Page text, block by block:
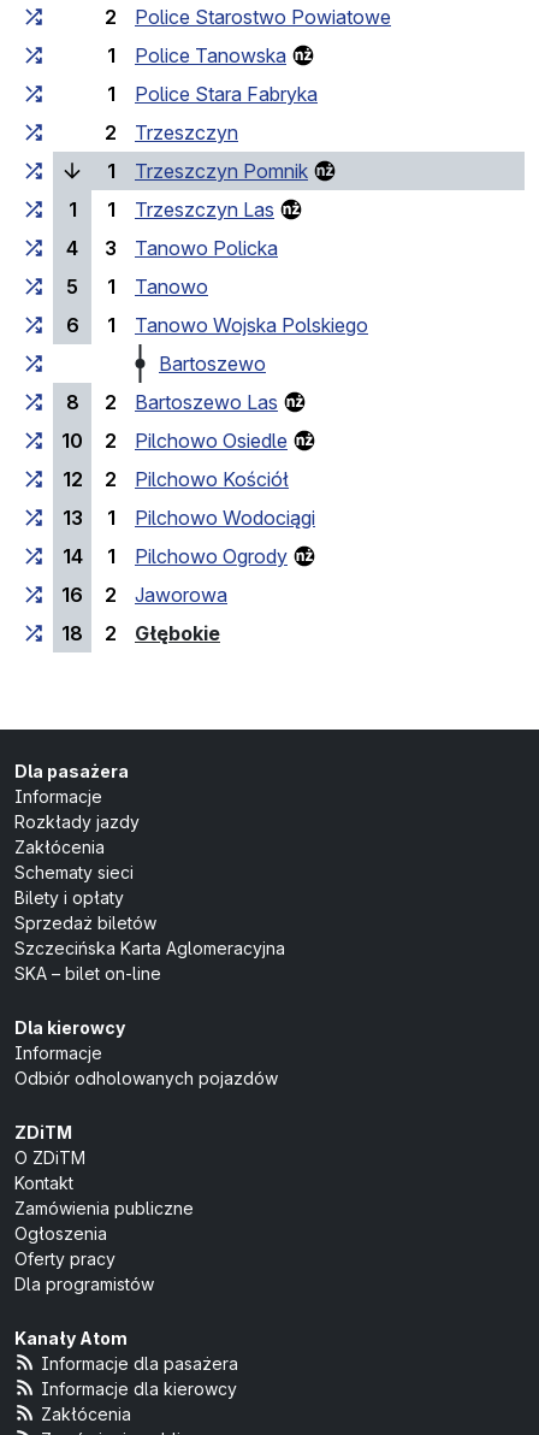
2
Police Starostwo Powiatowe
1
Police Tanowska
1
Police Stara Fabryka
2
Trzeszczyn
1
Trzeszczyn Pomnik
1
1
Trzeszczyn Las
4
3
Tanowo Policka
5
1
Tanowo
6
1
Tanowo Wojska Polskiego
Bartoszewo
8
2
Bartoszewo Las
10
2
Pilchowo Osiedle
12
2
Pilchowo Kościół
13
1
Pilchowo Wodociągi
14
1
Pilchowo Ogrody
16
2
Jaworowa
18
2 Głębokie(przystanek końcowy)
Dla pasażera
Informacje
Rozkłady jazdy
Zakłócenia
Schematy sieci
Bilety i opłaty
Sprzedaż biletów
Szczecińska Karta Aglomeracyjna
SKA – bilet on-line
Dla kierowcy
Informacje
Odbiór odholowanych pojazdów
ZDiTM
O ZDiTM
Kontakt
Zamówienia publiczne
Ogłoszenia
Oferty pracy
Dla programistów
Kanały Atom
Informacje dla pasażera
Informacje dla kierowcy
Zakłócenia